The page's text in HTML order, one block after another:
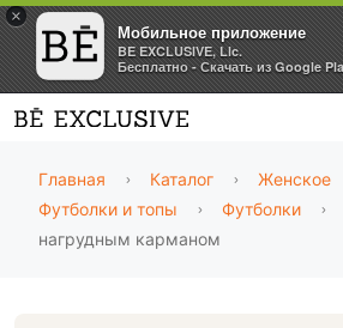
×
Мобильное приложение
BE EXCLUSIVE, Llc.
Бесплатно - Скачать из Google
Главная Каталог Женское
Футболки и топы
Футболки
нагрудным карманом